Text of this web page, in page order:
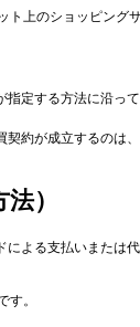
ト上のショッピング
定する方法に沿っ
約が成立するのは
）
による支払いまたは
す。